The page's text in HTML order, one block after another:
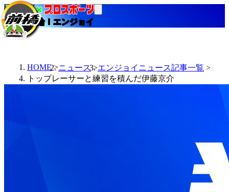
当たる競輪！エンジョイ
HOME ニュース
エンジョイニュース記事一覧
トップレーサーと練習を積んだ伊藤京介